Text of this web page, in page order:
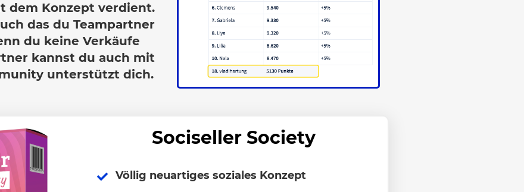
dem Konzept verdient.
das du Teampartner
du keine Verkäufe
kannst du auch mit
unterstützt dich.
Sociseller Society
Völlig neuartiges soziales Konzept